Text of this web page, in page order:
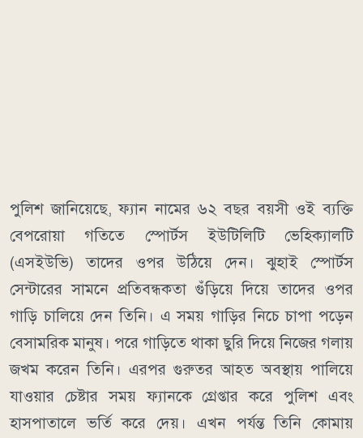
পুলিশ জানিয়েছে, ফ্যান নামের ৬২ বছর বয়সী ওই ব্যক্তি
বেপরোয়া গতিতে স্পোর্টস ইউটিলিটি ভেহিক্যালটি
(এসইউভি) তাদের ওপর উঠিয়ে দেন। ঝুহাই স্পোর্টস
সেন্টারের সামনে প্রতিবন্ধকতা গুঁড়িয়ে দিয়ে তাদের ওপর
গাড়ি চালিয়ে দেন তিনি। এ সময় গাড়ির নিচে চাপা পড়েন
বেসামরিক মানুষ। পরে গাড়িতে থাকা ছুরি দিয়ে নিজের গলায়
জখম করেন তিনি। এরপর গুরুতর আহত অবস্থায় পালিয়ে
যাওয়ার চেষ্টার সময় ফ্যানকে গ্রেপ্তার করে পুলিশ এবং
হাসপাতালে ভর্তি করে দেয়। এখন পর্যন্ত তিনি কোমায়